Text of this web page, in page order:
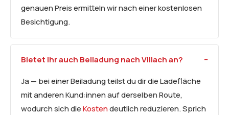
genauen Preis ermitteln wir nach einer kostenlosen
Besichtigung.
Bietet ihr auch Beiladung nach Villach an?
Ja — bei einer Beiladung teilst du dir die Ladefläche
mit anderen Kund:innen auf derselben Route,
wodurch sich dieKostendeutlich reduzieren. Sprich